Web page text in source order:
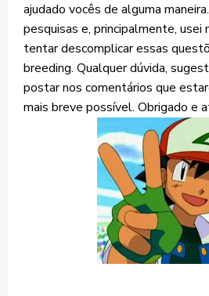
ajudado vocês de alguma
pesquisas e, principalmente, usei
tentar descomplicar essas
breeding. Qualquer dúvida,
postar nos comentários que
mais breve possível. Obrigado e